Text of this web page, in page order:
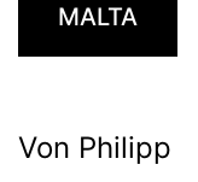
MALTA
Von Philipp